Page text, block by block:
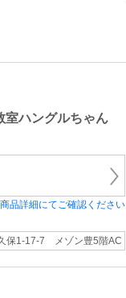
室ハングルちゃん
品詳細にてご確認ください
保1-17-7 メゾン豊5階AC